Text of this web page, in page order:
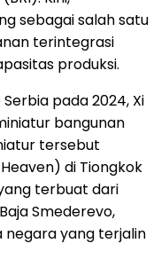
sebagai salah satu
terintegrasi
produksi.
pada 2024, Xi
bangunan
tersebut
di Tiongkok
terbuat dari
Smederevo,
negara yang terjalin